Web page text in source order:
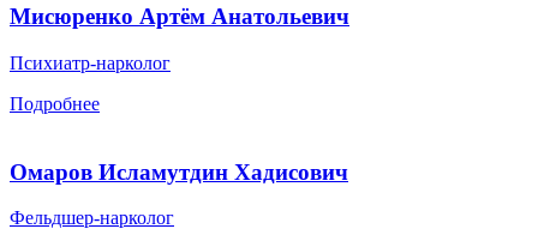
Мисюренко Артём Анатольевич
Психиатр-нарколог
Подробнее
Омаров Исламутдин Хадисович
Фельдшер-нарколог